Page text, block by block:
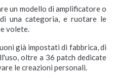
un modello di amplificatore o
una categoria, e ruotare le
volete.
già impostati di fabbrica, di
oltre a 36 patch dedicate
le creazioni personali.